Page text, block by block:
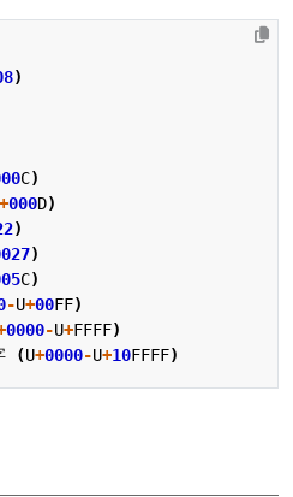
8)
C)
+000D)
)
)
C)
-U+00FF)
0000-U+FFFF)
(U+0000-U+10FFFF)